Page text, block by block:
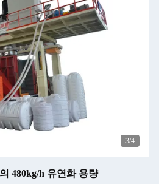
3/4
480kg/h 유연화 용량